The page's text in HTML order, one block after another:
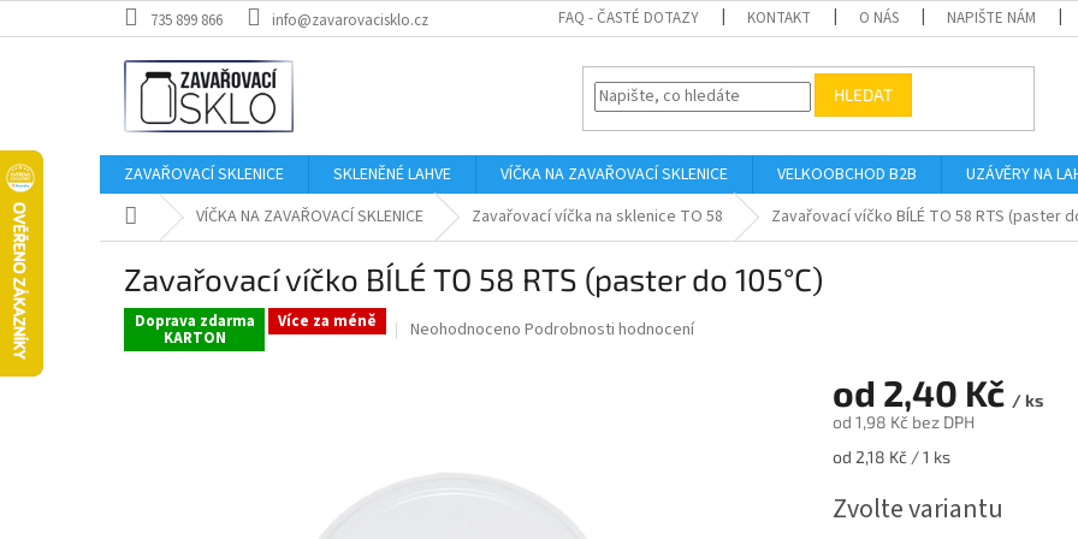
na
735 899 866 info@zavarovacisklo.cz FAQ - ČASTÉ DOTAZY KONTAKT O NÁS NAPIŠTE NÁM
HLEDAT
ZAVAŘOVACÍ SKLENICE SKLENĚNÉ LAHVE VÍČKA NA ZAVAŘOVACÍ SKLENICE VELKOOBCHOD B2B UZÁVĚRY NA
Domů VÍČKA NA ZAVAŘOVACÍ SKLENICE Zavařovací víčka na sklenice TO 58 Zavařovací víčko BÍLÉ TO 58 RTS (paster
Zavařovací víčko BÍLÉ TO 58 RTS (paster do 105°C)
Doprava zdarma
KARTON
Více za méně
Průměrné
hvězdiček.
Neohodnoceno Podrobnosti hodnocení
od 2,40 Kč / ks
od 1,98 Kč bez DPH
Měrná
od 2,18 Kč / 1 ks
Zvolte variantu